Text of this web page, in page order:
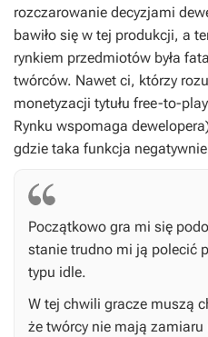
rozczarowanie decyzjami
bawiło się w tej produkcji, a
rynkiem przedmiotów była
twórców. Nawet ci, którzy
monetyzacji tytułu free-to-
Rynku wspomaga
gdzie taka funkcja
Początkowo gra mi się
stanie trudno mi ją polecić
typu idle.
W tej chwili gracze muszą
że twórcy nie mają